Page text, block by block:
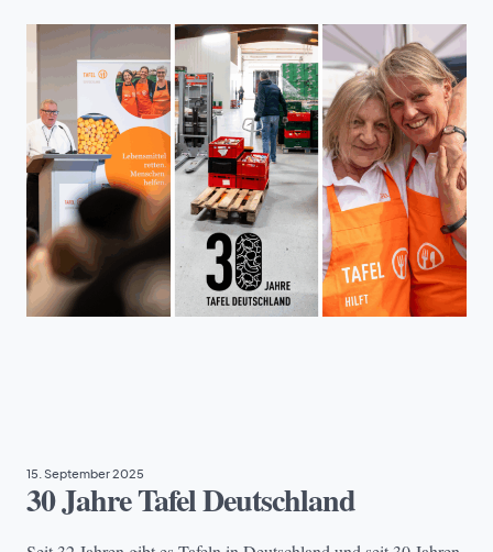
15. September 2025
30 Jahre Tafel Deutschland